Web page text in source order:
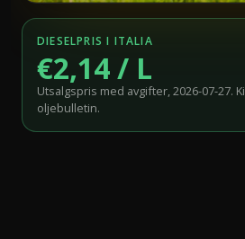
DIESELPRIS I ITALIA
€2,14 / L
Utsalgspris med avgifter, 2026-07-27.
oljebulletin.